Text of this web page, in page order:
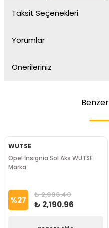
Taksit Seçenekleri
Yorumlar
Önerileriniz
Benzer
WUTSE
Opel İnsignia Sol Aks WUTSE
Marka
%27 ₺ 2,996.40
₺ 2,190.96